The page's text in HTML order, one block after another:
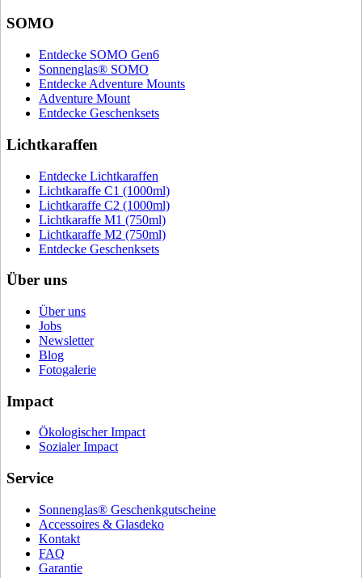
SOMO
Entdecke SOMO Gen6
Sonnenglas® SOMO
Entdecke Adventure Mounts
Adventure Mount
Entdecke Geschenksets
Lichtkaraffen
Entdecke Lichtkaraffen
Lichtkaraffe C1 (1000ml)
Lichtkaraffe C2 (1000ml)
Lichtkaraffe M1 (750ml)
Lichtkaraffe M2 (750ml)
Entdecke Geschenksets
Über uns
Über uns
Jobs
Newsletter
Blog
Fotogalerie
Impact
Ökologischer Impact
Sozialer Impact
Service
Sonnenglas® Geschenkgutscheine
Accessoires & Glasdeko
Kontakt
FAQ
Garantie